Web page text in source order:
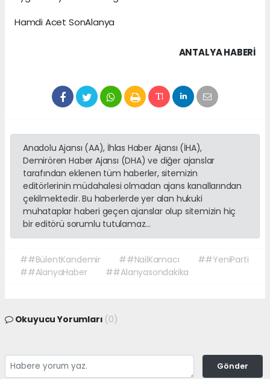
Hamdi Acet SonAlanya
ANTALYA HABERİ
Anadolu Ajansı (AA), İhlas Haber Ajansı (İHA),
Demirören Haber Ajansı (DHA) ve diğer ajanslar
tarafından eklenen tüm haberler, sitemizin
editörlerinin müdahalesi olmadan ajans kanallarından
çekilmektedir. Bu haberlerde yer alan hukuki
muhataplar haberi geçen ajanslar olup sitemizin hiç
bir editörü sorumlu tutulamaz...
##BülentKandemir ##NailKamacı
##YeniParti
##AlanyaHaber
##Alanyasondakika
Okuyucu Yorumları (0)
Gönder